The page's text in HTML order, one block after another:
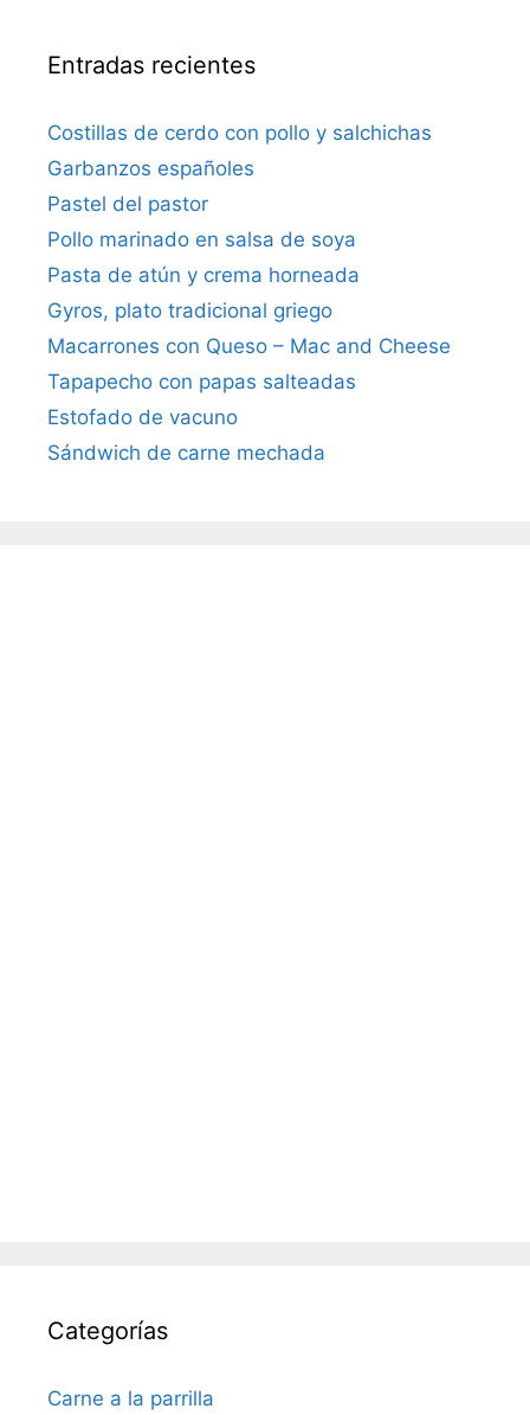
Entradas recientes
Costillas de cerdo con pollo y salchichas
Garbanzos españoles
Pastel del pastor
Pollo marinado en salsa de soya
Pasta de atún y crema horneada
Gyros, plato tradicional griego
Macarrones con Queso – Mac and Cheese
Tapapecho con papas salteadas
Estofado de vacuno
Sándwich de carne mechada
Categorías
Carne a la parrilla